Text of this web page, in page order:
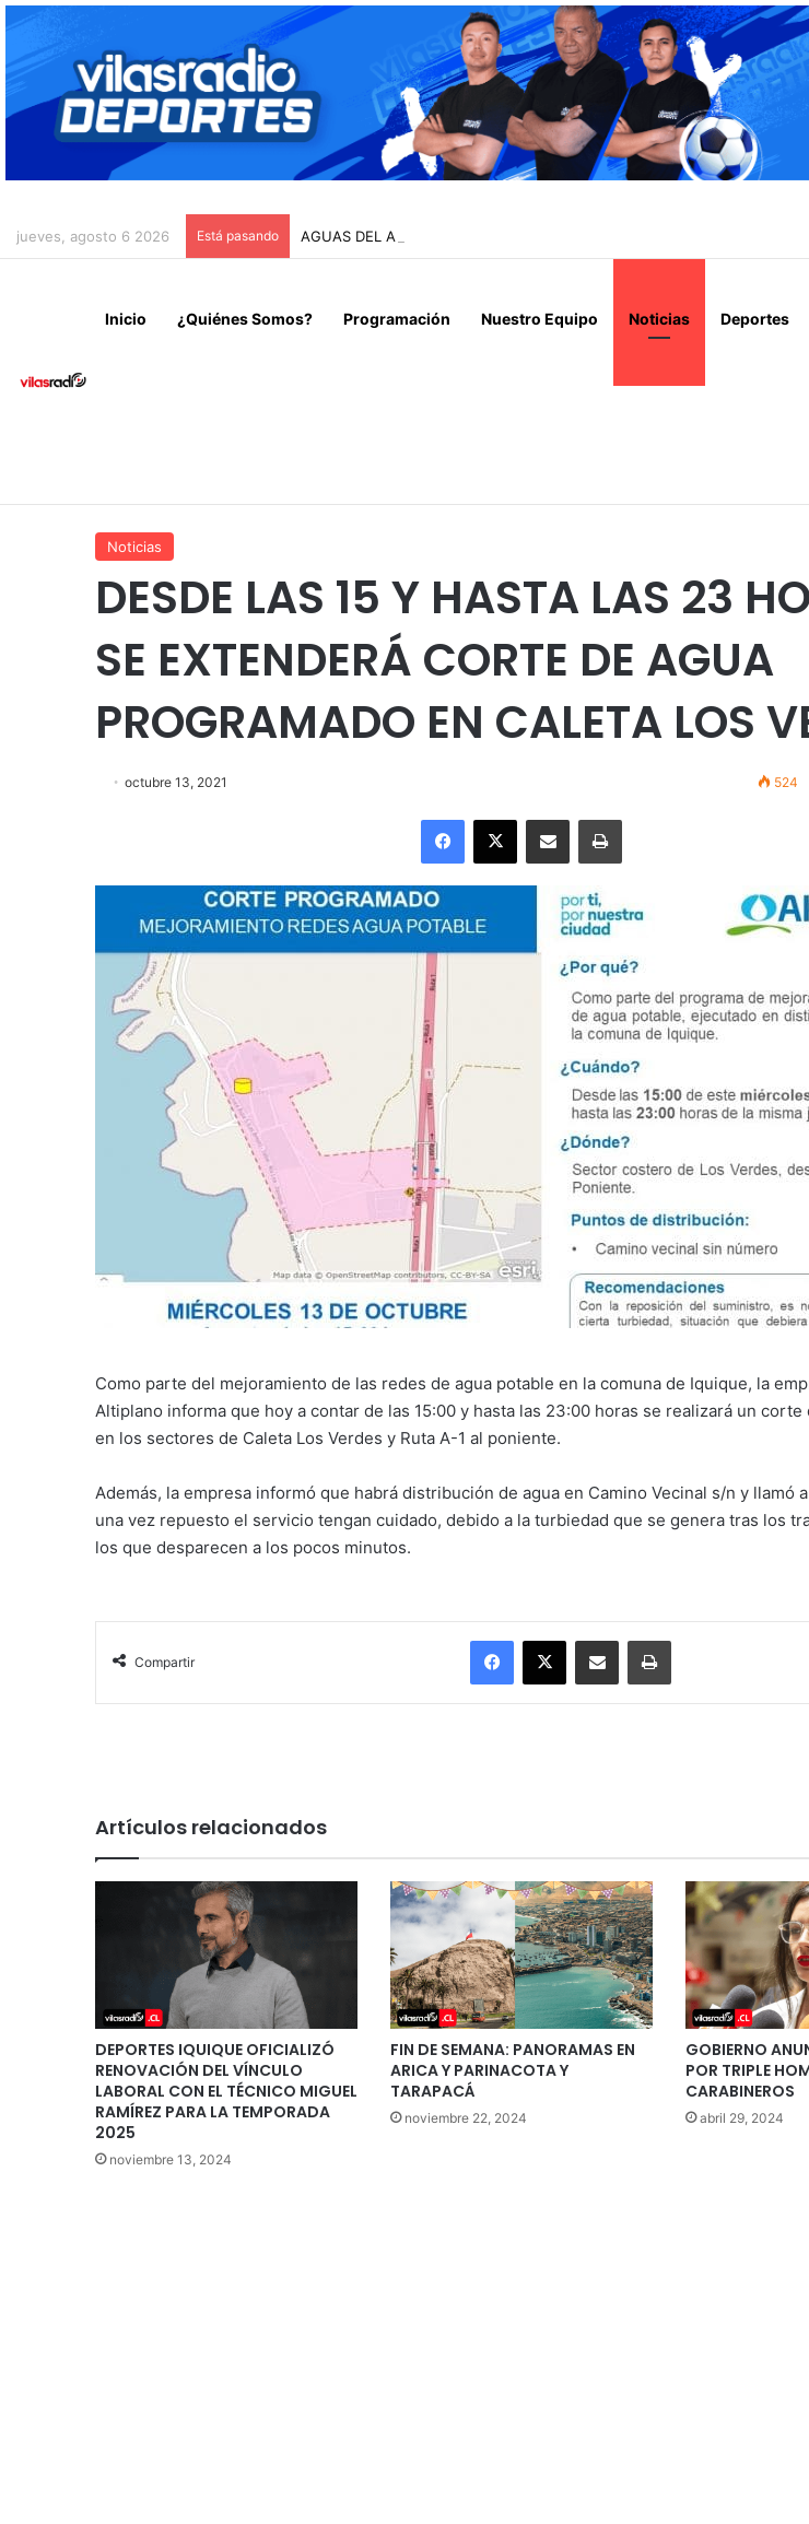
jueves, agosto 6 2026 Está pasando AGUAS DEL ALTIPLANO INICIA ETAPA DE REMOCIÓN DE PAVIMENTO EN
Inicio ¿Quiénes Somos? Programación Nuestro Equipo Noticias Deportes
Noticias
DESDE LAS 15 Y HASTA LAS 23
SE EXTENDERÁ CORTE DE AGUA
PROGRAMADO EN CALETA LOS
octubre 13, 2021 524
Facebook
X Enviar vía email Imprimir
Como parte del mejoramiento de las redes de agua potable en la comuna de Iquique, la
Altiplano informa que hoy a contar de las 15:00 y hasta las 23:00 horas se realizará un corte
en los sectores de Caleta Los Verdes y Ruta A-1 al poniente.
Además, la empresa informó que habrá distribución de agua en Camino Vecinal s/n y llamó
una vez repuesto el servicio tengan cuidado, debido a la turbiedad que se genera tras los
los que desparecen a los pocos minutos.
Compartir
Facebook
X Enviar vía email Imprimir
Artículos relacionados
DEPORTES IQUIQUE OFICIALIZÓ
RENOVACIÓN DEL VÍNCULO
LABORAL CON EL TÉCNICO MIGUEL
RAMÍREZ PARA LA TEMPORADA
2025
noviembre 13, 2024
FIN DE SEMANA: PANORAMAS EN
ARICA Y PARINACOTA Y
TARAPACÁ
noviembre 22, 2024
GOBIERNO
POR TRIPLE
CARABINEROS
abril 29, 2024